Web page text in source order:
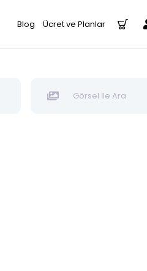
Blog Ücret ve Planlar
Görsel İle Ara